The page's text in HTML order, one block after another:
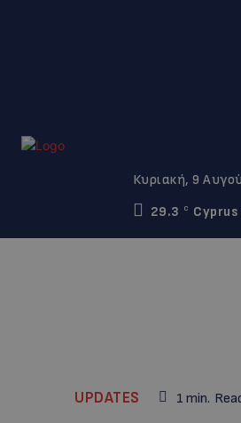
Κυριακή, 9
29.3
C Cyprus
UPDATES 1 min.